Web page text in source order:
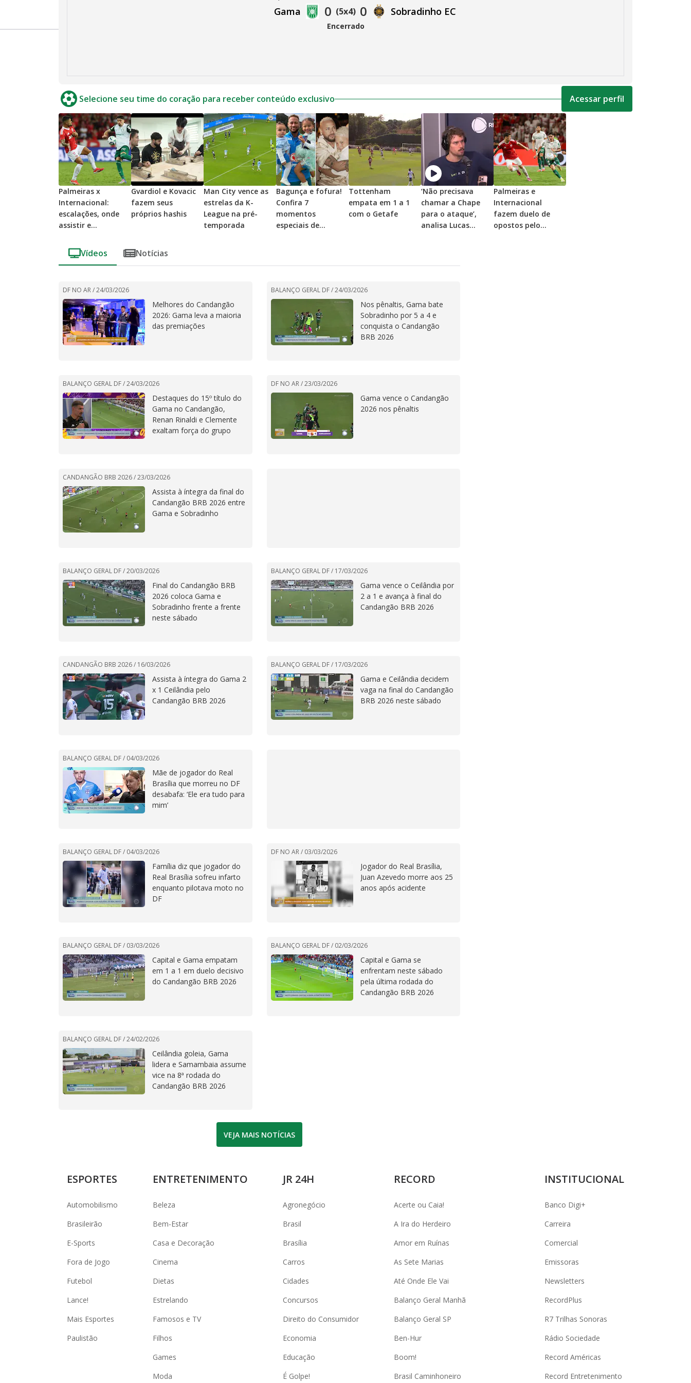
Gama 0 (5x4) 0 Sobradinho EC
Encerrado
Selecione seu time do coração para receber conteúdo exclusivo Acessar perfil
Palmeiras x
Internacional:
escalações, onde
assistir e
Gvardiol e Kovacic
fazem seus
próprios hashis
Man City vence as
estrelas da K-
League na pré-
temporada
Bagunça e fofura!
Confira 7
momentos
especiais de
Tottenham
empata em 1 a 1
com o Getafe
‘Não precisava
chamar a Chape
para o ataque’,
analisa Lucas
Palmeiras e
Internacional
fazem duelo de
opostos pelo
Vídeos Notícias
DF NO AR /24/03/2026
Melhores do Candangão
2026: Gama leva a maioria
das premiações
BALANÇO GERAL DF /24/03/2026
Nos pênaltis, Gama bate
Sobradinho por 5 a 4 e
conquista o Candangão
BRB 2026
BALANÇO GERAL DF /24/03/2026
Destaques do 15º título do
Gama no Candangão,
Renan Rinaldi e Clemente
exaltam força do grupo
DF NO AR /23/03/2026
Gama vence o Candangão
2026 nos pênaltis
CANDANGÃO BRB 2026 /23/03/2026
Assista à íntegra da final do
Candangão BRB 2026 entre
Gama e Sobradinho
BALANÇO GERAL DF /20/03/2026
Final do Candangão BRB
2026 coloca Gama e
Sobradinho frente a frente
neste sábado
BALANÇO GERAL DF / 17/03/2026
Gama vence o Ceilândia por
2 a 1 e avança à final do
Candangão BRB 2026
CANDANGÃO BRB 2026 / 16/03/2026
Assista à íntegra do Gama 2
x 1 Ceilândia pelo
Candangão BRB 2026
BALANÇO GERAL DF / 17/03/2026
Gama e Ceilândia decidem
vaga na final do Candangão
BRB 2026 neste sábado
BALANÇO GERAL DF / 04/03/2026
Mãe de jogador do Real
Brasília que morreu no DF
desabafa: ‘Ele era tudo para
mim’
BALANÇO GERAL DF / 04/03/2026
Família diz que jogador do
Real Brasília sofreu infarto
enquanto pilotava moto no
DF
DF NO AR / 03/03/2026
Jogador do Real Brasília,
Juan Azevedo morre aos 25
anos após acidente
BALANÇO GERAL DF / 03/03/2026
Capital e Gama empatam
em 1 a 1 em duelo decisivo
do Candangão BRB 2026
BALANÇO GERAL DF / 02/03/2026
Capital e Gama se
enfrentam neste sábado
pela última rodada do
Candangão BRB 2026
BALANÇO GERAL DF /24/02/2026
Ceilândia goleia, Gama
lidera e Samambaia assume
vice na 8ª rodada do
Candangão BRB 2026
VEJA MAIS NOTÍCIAS
ESPORTES
Automobilismo
Brasileirão
E-Sports
Fora de Jogo
Futebol
Lance!
Mais Esportes
Paulistão
ENTRETENIMENTO
Beleza
Bem-Estar
Casa e Decoração
Cinema
Dietas
Estrelando
Famosos e TV
Filhos
Games
Moda
JR 24H
Agronegócio
Brasil
Brasília
Carros
Cidades
Concursos
Direito do Consumidor
Economia
Educação
É Golpe!
RECORD
Acerte ou Caia!
A Ira do Herdeiro
Amor em Ruínas
As Sete Marias
Até Onde Ele Vai
Balanço Geral Manhã
Balanço Geral SP
Ben-Hur
Boom!
Brasil Caminhoneiro
INSTITUCIONAL
Banco Digi+
Carreira
Comercial
Emissoras
Newsletters
RecordPlus
R7 Trilhas Sonoras
Rádio Sociedade
Record Américas
Record Entretenimento